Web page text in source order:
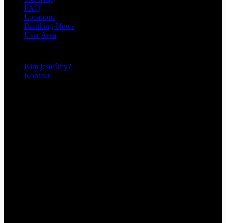
FAQ
Locations
Breaking News
User Area
Kim jesteśmy?
Kontakt